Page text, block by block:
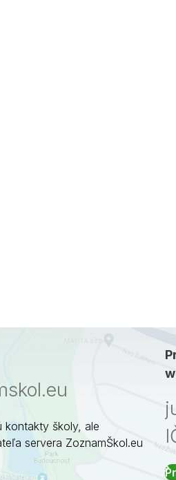
školy, ale
servera ZoznamŠkol.eu